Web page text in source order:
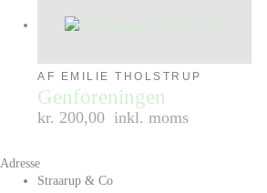
AF EMILIE THOLSTRUP
Genforeningen
kr. 200,00 inkl. moms
Adresse
Straarup & Co